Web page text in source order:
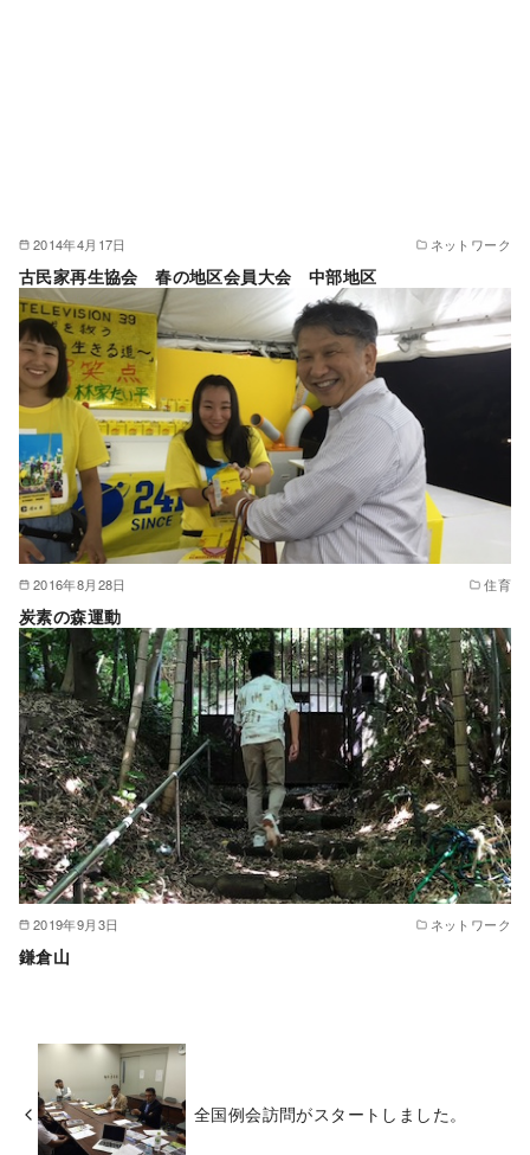
2014年4月17日 ネットワーク
古民家再生協会 春の地区会員大会 中部地区
2016年8月28日 住育
炭素の森運動
2019年9月3日 ネットワーク
鎌倉山
全国例会訪問がスタートしました。